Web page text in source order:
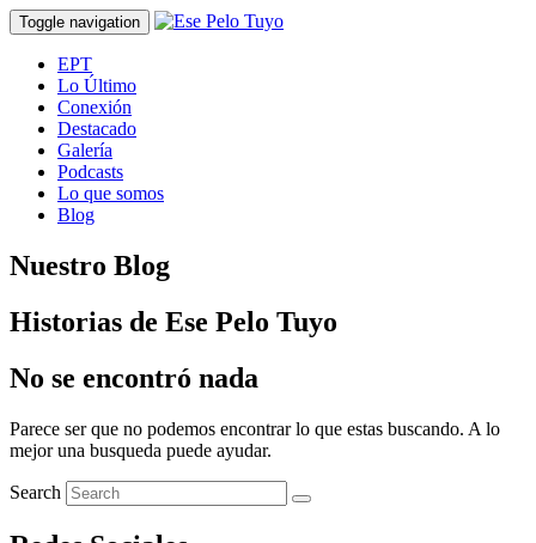
Toggle navigation
EPT
Lo Último
Conexión
Destacado
Galería
Podcasts
Lo que somos
Blog
Nuestro Blog
Historias de Ese Pelo Tuyo
No se encontró nada
Parece ser que no podemos encontrar lo que estas buscando. A lo
mejor una busqueda puede ayudar.
Search